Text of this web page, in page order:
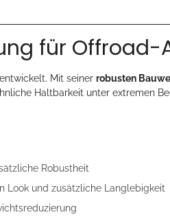
für
entwickelt. Mit seiner robusten
Haltbarkeit unter extremen
Robustheit
Look und zusätzliche Langlebigkeit